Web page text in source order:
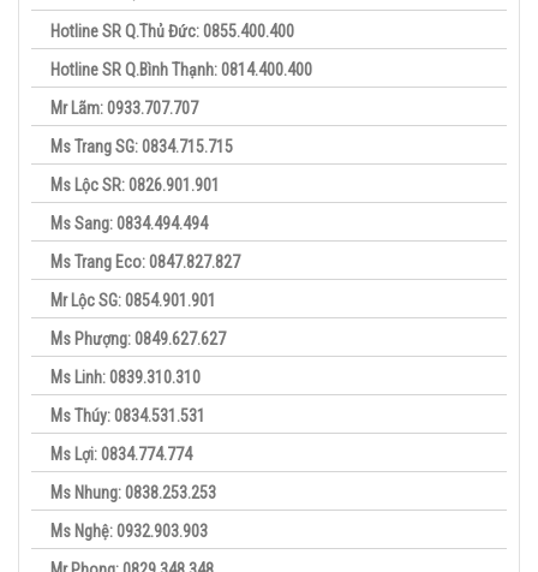
Hotline SR Q.Thủ Đức: 0855.400.400
Hotline SR Q.Bình Thạnh: 0814.400.400
Mr Lãm: 0933.707.707
Ms Trang SG: 0834.715.715
Ms Lộc SR: 0826.901.901
Ms Sang: 0834.494.494
Ms Trang Eco: 0847.827.827
Mr Lộc SG: 0854.901.901
Ms Phượng: 0849.627.627
Ms Linh: 0839.310.310
Ms Thúy: 0834.531.531
Ms Lợi: 0834.774.774
Ms Nhung: 0838.253.253
Ms Nghệ: 0932.903.903